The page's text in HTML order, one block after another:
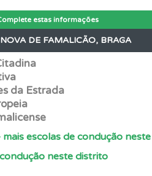
estas informações
DE FAMALICÃO, BRAGA
da Estrada
escolas de condução neste
neste distrito